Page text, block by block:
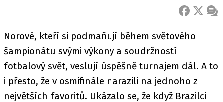
FACEBOOK
X
Norové, kteří si podmaňují během světového
šampionátu svými výkony a soudržností
fotbalový svět, veslují úspěšně turnajem dál. A to
i přesto, že v osmifinále narazili na jednoho z
největších favoritů. Ukázalo se, že když Brazilci